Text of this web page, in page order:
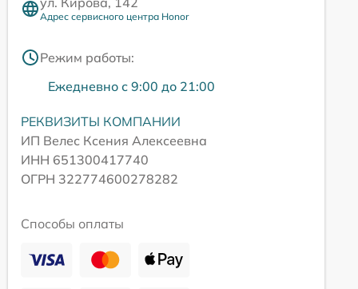
Адрес сервисного центра Honor
Режим работы:
Ежедневно с 9:00 до 21:00
РЕКВИЗИТЫ КОМПАНИИ
ИП Велес Ксения Алексеевна
ИНН 651300417740
ОГРН 322774600278282
Способы оплаты